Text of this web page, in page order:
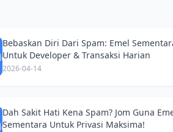
Bebaskan Diri Dari Spam: Emel
Untuk Developer & Transaksi Harian
2026-04-14
Dah Sakit Hati Kena Spam? Jom Guna
Sementara Untuk Privasi Maksima!